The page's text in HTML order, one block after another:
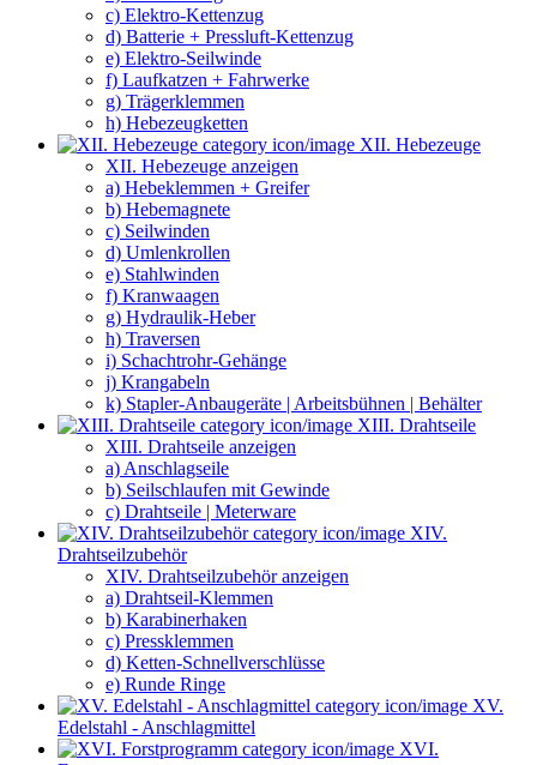
c) Elektro-Kettenzug
d) Batterie + Pressluft-Kettenzug
e) Elektro-Seilwinde
f) Laufkatzen + Fahrwerke
g) Trägerklemmen
h) Hebezeugketten
XII. Hebezeuge
XII. Hebezeuge anzeigen
a) Hebeklemmen + Greifer
b) Hebemagnete
c) Seilwinden
d) Umlenkrollen
e) Stahlwinden
f) Kranwaagen
g) Hydraulik-Heber
h) Traversen
i) Schachtrohr-Gehänge
j) Krangabeln
k) Stapler-Anbaugeräte | Arbeitsbühnen | Behälter
XIII. Drahtseile
XIII. Drahtseile anzeigen
a) Anschlagseile
b) Seilschlaufen mit Gewinde
c) Drahtseile | Meterware
XIV.
Drahtseilzubehör
XIV. Drahtseilzubehör anzeigen
a) Drahtseil-Klemmen
b) Karabinerhaken
c) Pressklemmen
d) Ketten-Schnellverschlüsse
e) Runde Ringe
XV.
Edelstahl - Anschlagmittel
XVI.